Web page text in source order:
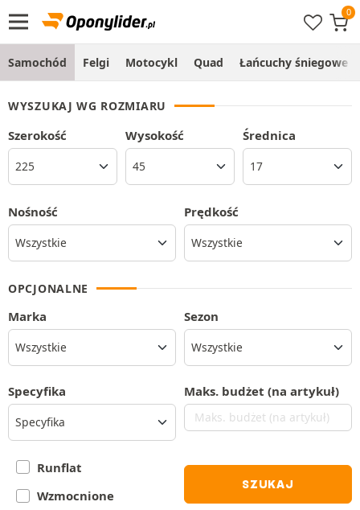
Samochód Felgi Motocykl Quad Łańcuchy śniegowe
WYSZUKAJ WG ROZMIARU
Szerokość Wysokość Średnica
Nośność Prędkość
OPCJONALNE
Marka
Wszystkie
Sezon
Specyfika
Specyfika
Maks. budżet (na artykuł)
Runflat
Wzmocnione
SZUKAJ